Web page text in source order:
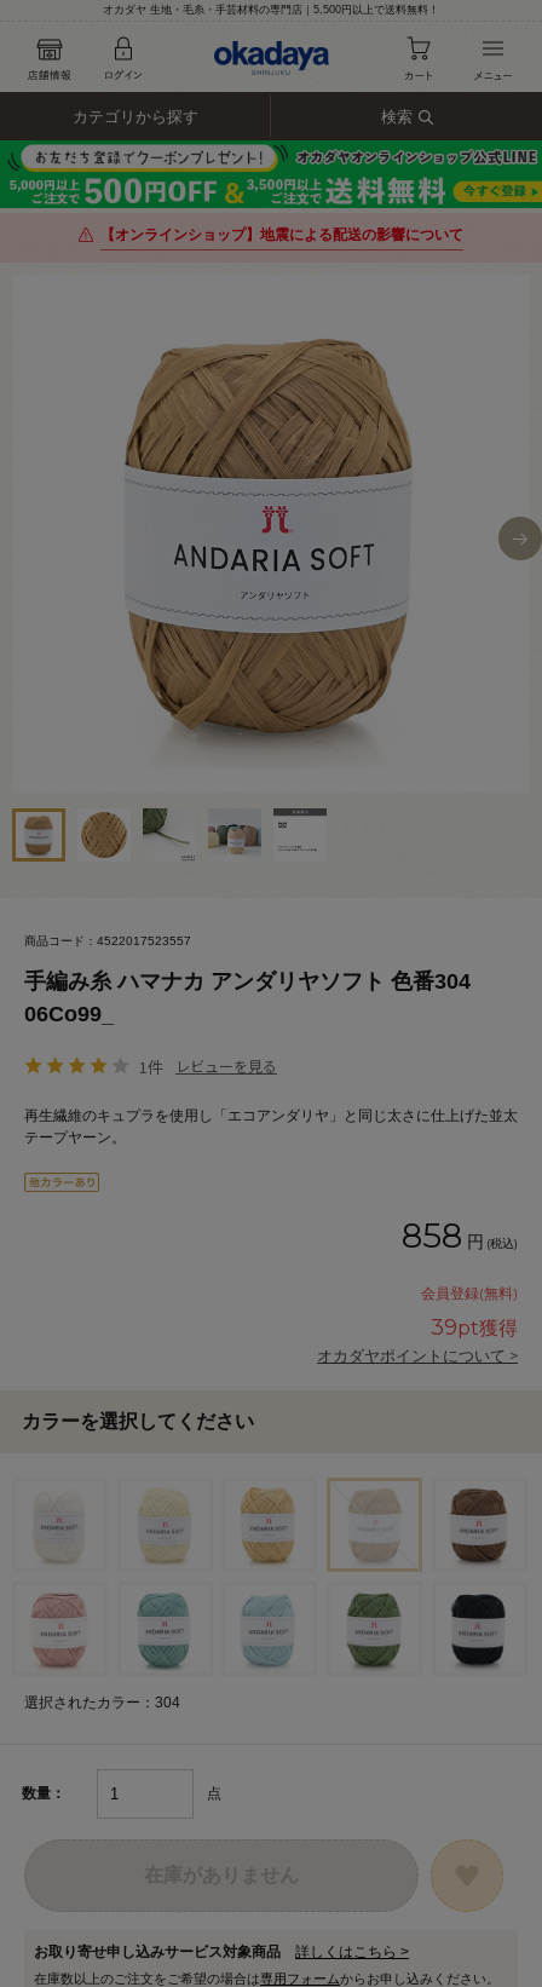
オカダヤ 生地・毛糸・手芸材料の専門店｜5,500円以上で送料無料！
カテゴリから探す 検索
【オンラインショップ】地震による配送の影響について
商品コード：4522017523557
手編み糸 ハマナカ アンダリヤソフト 色番304
06Co99_
1件 レビューを見る
再生繊維のキュプラを使用し「エコアンダリヤ」と同じ太さに仕上げた並太
テープヤーン。
858 円 (税込)
会員登録(無料)
39pt獲得
オカダヤポイントについて >
カラーを選択してください
選択されたカラー：304
数量： 点
お取り寄せ申し込みサービス対象商品 詳しくはこちら >
在庫数以上のご注文をご希望の場合は専用フォームからお申し込みください。